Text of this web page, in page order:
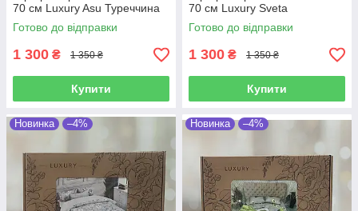
70 см Luxury Asu Туреччина
Готово до відправки
1 300 ₴ 1 350 ₴
Купити
70 см Luxury Sveta
Туреччина
Готово до відправки
1 300 ₴ 1 350 ₴
Купити
Новинка –4% Новинка –4%